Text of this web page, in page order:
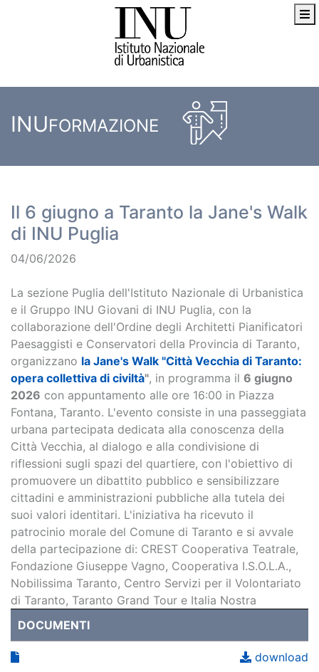
INUFORMAZIONE
Il 6 giugno a Taranto la Jane's Walk
di INU Puglia
04/06/2026
La sezione Puglia dell'Istituto Nazionale di Urbanistica
e il Gruppo INU Giovani di INU Puglia, con la
collaborazione dell'Ordine degli Architetti Pianificatori
Paesaggisti e Conservatori della Provincia di Taranto,
organizzano la Jane's Walk "Città Vecchia di Taranto:
opera collettiva di civiltà", in programma il 6 giugno
2026 con appuntamento alle ore 16:00 in Piazza
Fontana, Taranto. L'evento consiste in una passeggiata
urbana partecipata dedicata alla conoscenza della
Città Vecchia, al dialogo e alla condivisione di
riflessioni sugli spazi del quartiere, con l'obiettivo di
promuovere un dibattito pubblico e sensibilizzare
cittadini e amministrazioni pubbliche alla tutela dei
suoi valori identitari. L'iniziativa ha ricevuto il
patrocinio morale del Comune di Taranto e si avvale
della partecipazione di: CREST Cooperativa Teatrale,
Fondazione Giuseppe Vagno, Cooperativa I.S.O.L.A.,
Nobilissima Taranto, Centro Servizi per il Volontariato
di Taranto, Taranto Grand Tour e Italia Nostra
DOCUMENTI
download